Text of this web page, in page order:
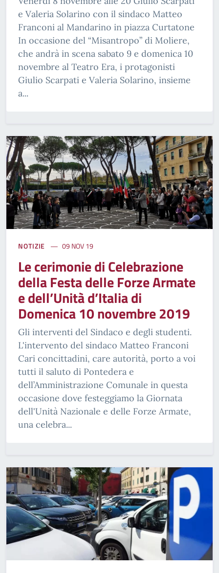
e Valeria Solarino con il sindaco Matteo
Franconi al Mandarino in piazza Curtatone
In occasione del “Misantropo” di Moliere,
che andrà in scena sabato 9 e domenica 10
novembre al Teatro Era, i protagonisti
Giulio Scarpati e Valeria Solarino, insieme
a...
NOTIZIE 09 NOV 19
Le cerimonie di Celebrazione
della Festa delle Forze Armate
e dell’Unità d’Italia di
Domenica 10 novembre 2019
Gli interventi del Sindaco e degli studenti.
L'intervento del sindaco Matteo Franconi
Cari concittadini, care autorità, porto a voi
tutti il saluto di Pontedera e
dell’Amministrazione Comunale in questa
occasione dove festeggiamo la Giornata
dell'Unità Nazionale e delle Forze Armate,
una celebra...